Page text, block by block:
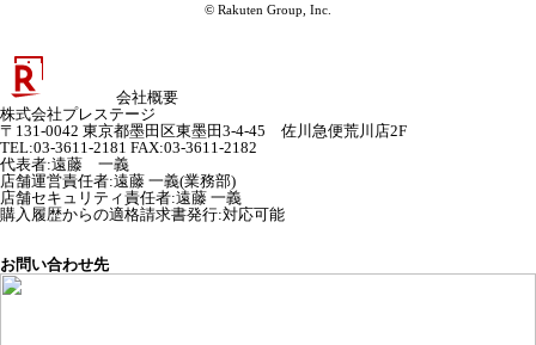
© Rakuten Group, Inc.
会社概要
株式会社プレステージ
〒131-0042 東京都墨田区東墨田3-4-45 佐川急便荒川店2F
TEL:03-3611-2181 FAX:03-3611-2182
代表者:遠藤 一義
店舗運営責任者:遠藤 一義(業務部)
店舗セキュリティ責任者:遠藤 一義
購入履歴からの適格請求書発行:対応可能
お問い合わせ先